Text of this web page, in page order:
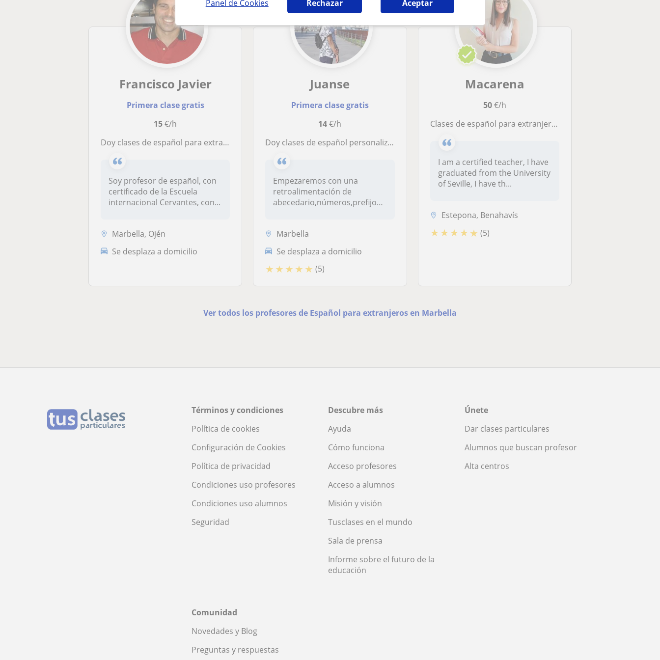
Panel de Cookies Rechazar Aceptar
Francisco Javier
Primera clase gratis
15€/h
Doy clases de español para extranjeros, económicas y amenas, utilizando el juego para que aprendas casi sin esfuerzo
Soy profesor de español, con
certificado de la Escuela
internacional Cervantes, con...
Marbella, Ojén
Se desplaza a domicilio
Juanse
Primera clase gratis
14€/h
Doy clases de español personalizado con con temas que lleven a una conversación fluida y agradable , tomar una bebida mientras conversamos y te explico cómo hablarlo de manera de fluida ,escuchando música ,visitando lugares latinos , presentado te persona
Empezaremos con una
retroalimentación de
abecedario,números,prefijos
Marbella
Se desplaza a domicilio
★ ★ ★ ★ ★ (5)
Macarena
50€/h
Clases de español para extranjeros con posibilidad de grupos pequeños o individuales
I am a certified teacher, I have
graduated from the University
of Seville, I have th...
Estepona, Benahavís
★ ★ ★ ★ ★ (5)
Ver todos los profesores de Español para extranjeros en Marbella
Términos y condiciones
Política de cookies
Configuración de Cookies
Política de privacidad
Condiciones uso profesores
Condiciones uso alumnos
Seguridad
Descubre más
Ayuda
Cómo funciona
Acceso profesores
Acceso a alumnos
Misión y visión
Tusclases en el mundo
Sala de prensa
Informe sobre el futuro de la
educación
Únete
Dar clases particulares
Alumnos que buscan profesor
Alta centros
Comunidad
Novedades y Blog
Preguntas y respuestas